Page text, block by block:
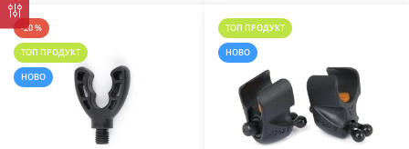
-20 %
ТОП ПРОДУКТ
НОВО
ТОП ПРОДУКТ
НОВО